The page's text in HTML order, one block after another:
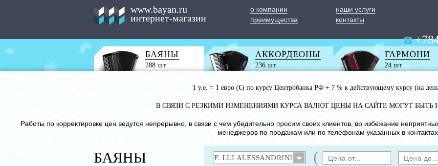
www.bayan.ru
интернет-магазин
о компании
наши услуги
преимущества
контакты
БАЯНЫ
288 шт.
АККОРДЕОНЫ
236 шт.
ГАРМОНИ
24 шт.
1 у.е. = 1 евро (€) по курсу Центробанка РФ + 7 % к действующему курсу (на
В СВЯЗИ С РЕЗКИМИ ИЗМЕНЕНИЯМИ КУРСА ВАЛЮТ ЦЕНЫ НА САЙТЕ МОГУТ БЫТЬ
Работы по корректировке цен ведутся непрерывно, в связи с чем убедительно просим своих клиентов, во избежание
менеджеров по продажам или по телефонам указанных в
БАЯНЫ (